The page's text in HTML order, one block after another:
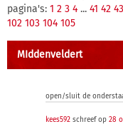
pagina's: 1 2 3 4 ... 41 42 43
102 103 104 105
MIddenveldert
open/sluit de
kees592 schreef op 28